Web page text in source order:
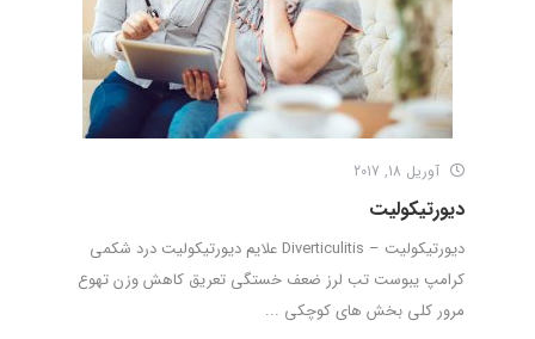
آوریل 18, 2017
دیورتیکولیت
دیورتیکولیت – Diverticulitis علایم دیورتیکولیت درد شکمی
کرامپ یبوست تب لرز ضعف خستگی تعریق کاهش وزن تهوع
مرور کلی بخش های کوچکی ...